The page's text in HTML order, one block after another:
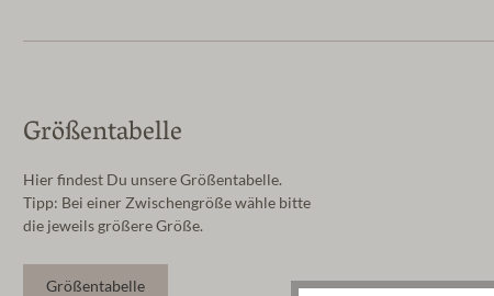
Größentabelle
Hier findest Du unsere Größentabelle.
Tipp: Bei einer Zwischengröße wähle bitte
die jeweils größere Größe.
Größentabelle